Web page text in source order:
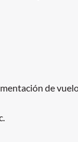
de